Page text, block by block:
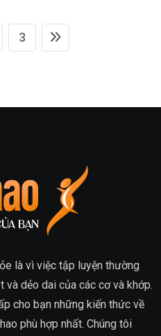
3
là vì việc tập luyện thường
dẻo dai của các cơ và khớp.
cho bạn những kiến thức về
phù hợp nhất. Chúng tôi